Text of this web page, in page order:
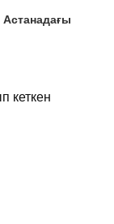
Астанадағы